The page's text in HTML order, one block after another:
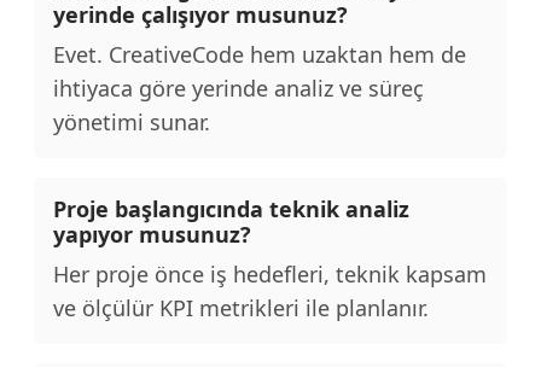
yerinde çalışıyor musunuz?
Evet. CreativeCode hem uzaktan hem de
ihtiyaca göre yerinde analiz ve süreç
yönetimi sunar.
Proje başlangıcında teknik analiz
yapıyor musunuz?
Her proje önce iş hedefleri, teknik kapsam
ve ölçülür KPI metrikleri ile planlanır.